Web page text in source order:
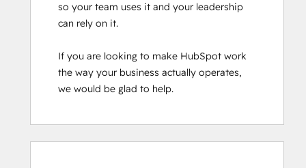
so your team uses it and your leadership
can rely on it.
If you are looking to make HubSpot work
the way your business actually operates,
we would be glad to help.